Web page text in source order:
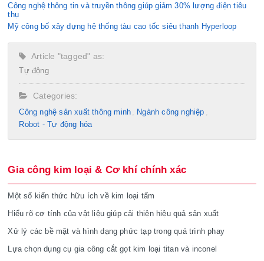
Công nghệ thông tin và truyền thông giúp giảm 30% lượng điện tiêu
thụ
Mỹ công bố xây dựng hệ thống tàu cao tốc siêu thanh Hyperloop
Article "tagged" as:
Tự động
Categories:
Công nghệ sản xuất thông minh
Ngành công nghiệp
Robot - Tự động hóa
Gia công kim loại & Cơ khí chính xác
Một số kiến thức hữu ích về kim loại tấm
Hiểu rõ cơ tính của vật liệu giúp cải thiện hiệu quả sản xuất
Xử lý các bề mặt và hình dạng phức tạp trong quá trình phay
Lựa chọn dụng cụ gia công cắt gọt kim loại titan và inconel